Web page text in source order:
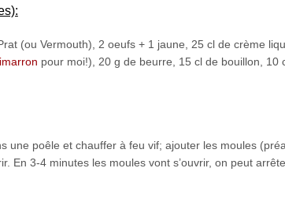
(ou Vermouth), 2 oeufs + 1 jaune, 25 cl de crème
pour moi!), 20 g de beurre, 15 cl de bouillon, 10
une poêle et chauffer à feu vif; ajouter les moules
En 3-4 minutes les moules vont s’ouvrir, on peut